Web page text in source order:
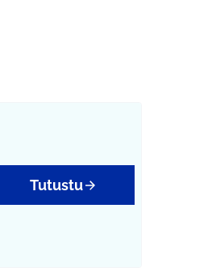
Tutustu